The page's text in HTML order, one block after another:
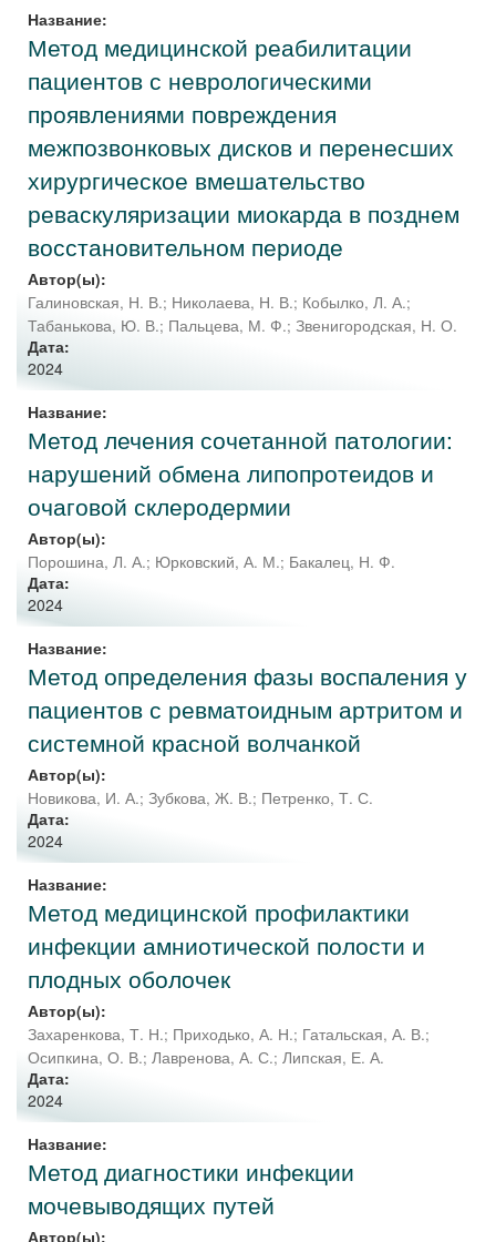
Название:
Метод медицинской реабилитации
пациентов с неврологическими
проявлениями повреждения
межпозвонковых дисков и перенесших
хирургическое вмешательство
реваскуляризации миокарда в позднем
восстановительном периоде
Автор(ы):
Галиновская, Н. В.; Николаева, Н. В.; Кобылко, Л. А.;
Табанькова, Ю. В.; Пальцева, М. Ф.; Звенигородская, Н. О.
Дата:
2024
Название:
Метод лечения сочетанной патологии:
нарушений обмена липопротеидов и
очаговой склеродермии
Автор(ы):
Порошина, Л. А.; Юрковский, А. М.; Бакалец, Н. Ф.
Дата:
2024
Название:
Метод определения фазы воспаления у
пациентов с ревматоидным артритом и
системной красной волчанкой
Автор(ы):
Новикова, И. А.; Зубкова, Ж. В.; Петренко, Т. С.
Дата:
2024
Название:
Метод медицинской профилактики
инфекции амниотической полости и
плодных оболочек
Автор(ы):
Захаренкова, Т. Н.; Приходько, А. Н.; Гатальская, А. В.;
Осипкина, О. В.; Лавренова, А. С.; Липская, Е. А.
Дата:
2024
Название:
Метод диагностики инфекции
мочевыводящих путей
Автор(ы):